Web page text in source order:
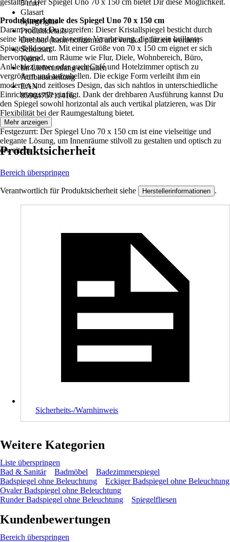
5 mm
Glasart
Spiegelglas
Produktdetails
Drehbar (kann horizontal und vertikal platziert werden)
Schutzart
Keine
Im Lieferumfang enthalten
Aufbauanleitung
EAN
8590475711416
gestalten? Der Spiegel Uno 70 x 150 cm bietet Dir diese Möglichkeit.
Produktmerkmale des Spiegel Uno 70 x 150 cm
Darum solltest Du zugreifen: Dieser Kristallspiegel besticht durch
seine klare und hochwertige Verarbeitung, die für ein brillantes
Spiegelbild sorgt. Mit einer Größe von 70 x 150 cm eignet er sich
hervorragend, um Räume wie Flur, Diele, Wohnbereich, Büro,
Ankleidezimmer oder auch Café und Hotelzimmer optisch zu
vergrößern und aufzuhellen. Die eckige Form verleiht ihm ein
modernes und zeitloses Design, das sich nahtlos in unterschiedliche
Einrichtungsstile einfügt. Dank der drehbaren Ausführung kannst Du
den Spiegel sowohl horizontal als auch vertikal platzieren, was Dir
Flexibilität bei der Raumgestaltung bietet.
Festgezurrt: Der Spiegel Uno 70 x 150 cm ist eine vielseitige und
elegante Lösung, um Innenräume stilvoll zu gestalten und optisch zu
erweitern.
Mehr anzeigen
Produktsicherheit
Bereich überspringen
Verantwortlich für Produktsicherheit siehe Herstellerinformationen .
Sicherheits-/Warnhinweis
Weitere Kategorien
Liste überspringen
Bad & Sanitär
Badmöbel
Badezimmerspiegel
Badspiegel ohne Beleuchtung
Eckiger Badspiegel ohne Beleuchtung
Ovaler Badspiegel ohne Beleuchtung
Runder Badspiegel ohne Beleuchtung
Spiegelfliesen
Kundenbewertungen
Bereich überspringen